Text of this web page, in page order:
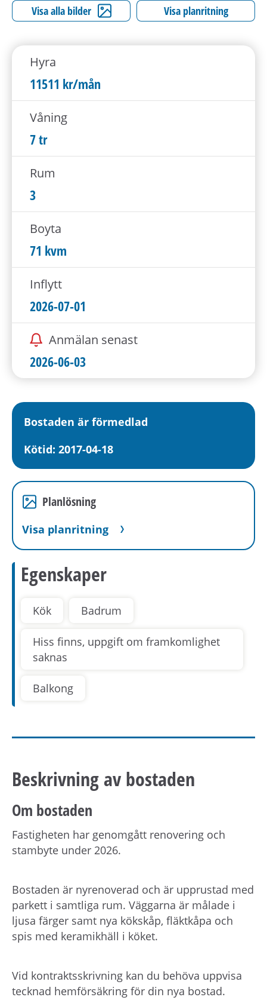
l
Visa alla bilder Visa planritning
Hyra
11511 kr/mån
Våning
7 tr
Rum
3
Boyta
71 kvm
Inflytt
2026-07-01
Anmälan senast
2026-06-03
Bostaden är förmedlad
Kötid: 2017-04-18
Planlösning
Visa planritning
Egenskaper
Kök Badrum
Hiss finns, uppgift om framkomlighet
saknas
Balkong
Beskrivning av bostaden
Om bostaden
Fastigheten har genomgått renovering och
stambyte under 2026.
Bostaden är nyrenoverad och är upprustad med
parkett i samtliga rum. Väggarna är målade i
ljusa färger samt nya kökskåp, fläktkåpa och
spis med keramikhäll i köket.
Vid kontraktsskrivning kan du behöva uppvisa
tecknad hemförsäkring för din nya bostad.